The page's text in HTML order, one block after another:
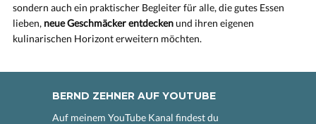
sondern auch ein praktischer Begleiter für alle, die gutes Essen
lieben, neue Geschmäcker entdeckenund ihren eigenen
kulinarischen Horizont erweitern möchten.
BERND ZEHNER AUF YOUTUBE
Auf meinem YouTube Kanal findest du